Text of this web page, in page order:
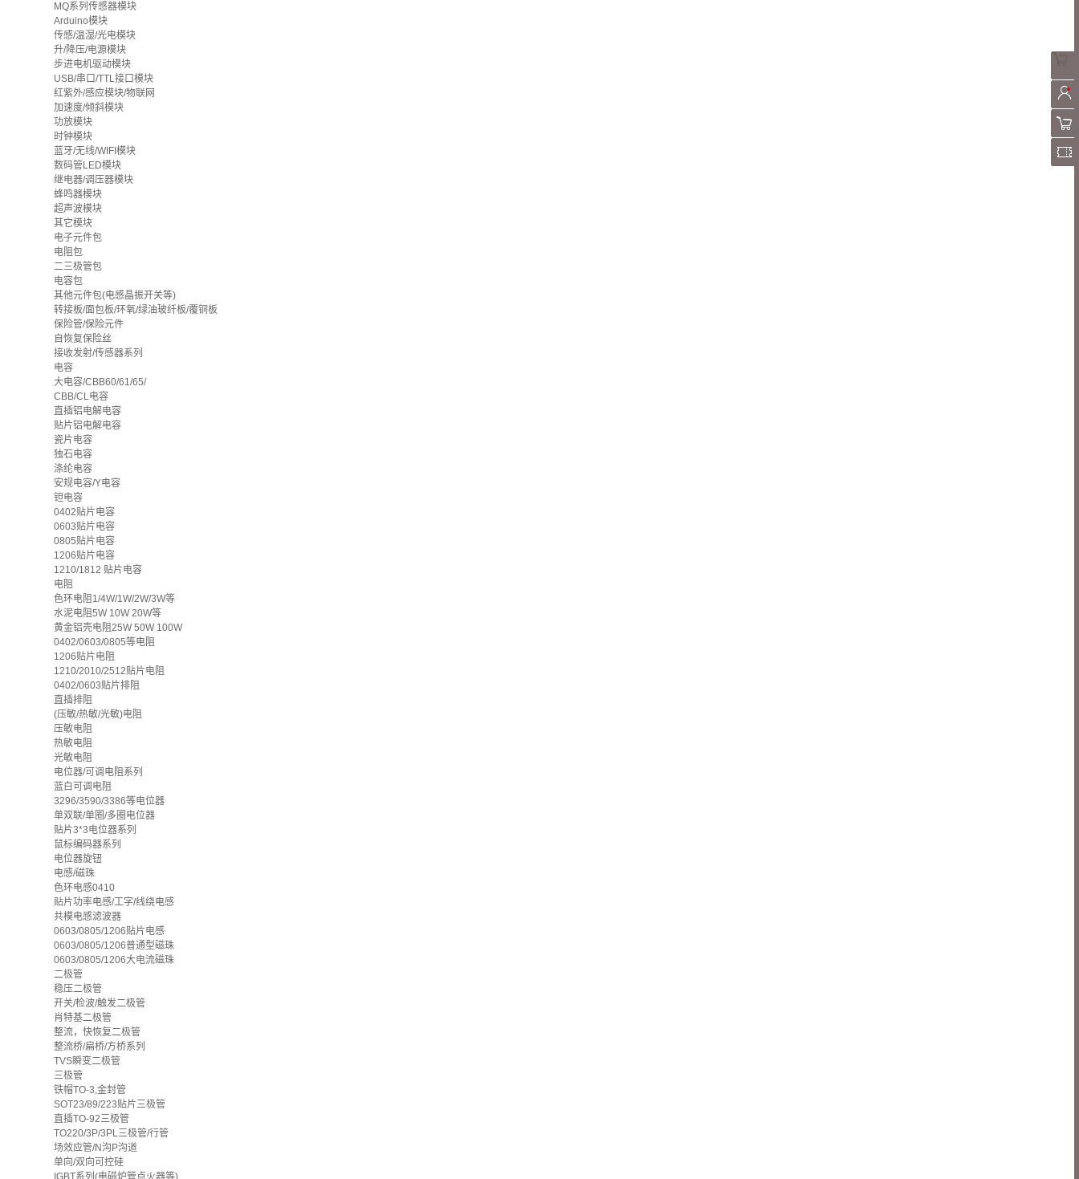
MQ系列传感器模块
Arduino模块
传感/温湿/光电模块
升/降压/电源模块
步进电机驱动模块
USB/串口/TTL接口模块
红紫外/感应模块/物联网
加速度/倾斜模块
功放模块
时钟模块
蓝牙/无线/WIFI模块
数码管LED模块
继电器/调压器模块
蜂鸣器模块
超声波模块
其它模块
电子元件包
电阻包
二三极管包
电容包
其他元件包(电感晶振开关等)
转接板/面包板/环氧/绿油玻纤板/覆铜板
保险管/保险元件
自恢复保险丝
接收发射/传感器系列
电容
大电容/CBB60/61/65/
CBB/CL电容
直插铝电解电容
贴片铝电解电容
瓷片电容
独石电容
涤纶电容
安规电容/Y电容
钽电容
0402贴片电容
0603贴片电容
0805贴片电容
1206贴片电容
1210/1812 贴片电容
电阻
色环电阻1/4W/1W/2W/3W等
水泥电阻5W 10W 20W等
黄金铝壳电阻25W 50W 100W
0402/0603/0805等电阻
1206贴片电阻
1210/2010/2512贴片电阻
0402/0603贴片排阻
直插排阻
(压敏/热敏/光敏)电阻
压敏电阻
热敏电阻
光敏电阻
电位器/可调电阻系列
蓝白可调电阻
3296/3590/3386等电位器
单双联/单圈/多圈电位器
贴片3*3电位器系列
鼠标编码器系列
电位器旋钮
电感/磁珠
色环电感0410
贴片功率电感/工字/线绕电感
共模电感滤波器
0603/0805/1206贴片电感
0603/0805/1206普通型磁珠
0603/0805/1206大电流磁珠
二极管
稳压二极管
开关/检波/触发二极管
肖特基二极管
整流，快恢复二极管
整流桥/扁桥/方桥系列
TVS瞬变二极管
三极管
铁帽TO-3,金封管
SOT23/89/223贴片三极管
直插TO-92三极管
TO220/3P/3PL三极管/行管
场效应管/N沟P沟道
单向/双向可控硅
IGBT系列(电磁炉管点火器等)